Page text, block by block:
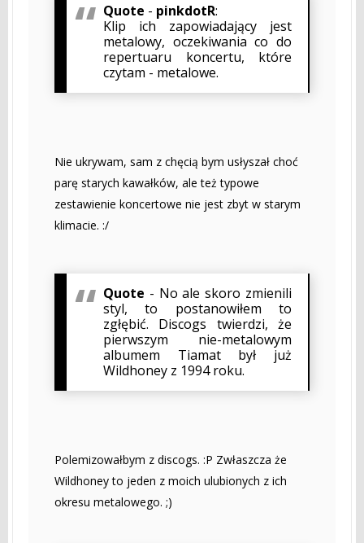
Quote - pinkdotR:
Klip ich zapowiadający jest
metalowy, oczekiwania co do
repertuaru koncertu, które
czytam - metalowe.
Nie ukrywam, sam z chęcią bym usłyszał choć
parę starych kawałków, ale też typowe
zestawienie koncertowe nie jest zbyt w starym
klimacie. :/
Quote - No ale skoro zmienili
styl, to postanowiłem to
zgłębić. Discogs twierdzi, że
pierwszym nie-metalowym
albumem Tiamat był już
Wildhoney z 1994 roku.
Polemizowałbym z discogs. :P Zwłaszcza że
Wildhoney to jeden z moich ulubionych z ich
okresu metalowego. ;)